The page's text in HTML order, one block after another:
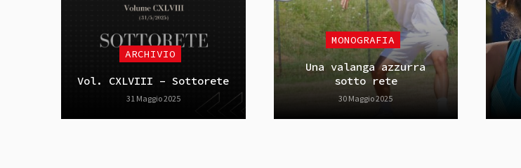
ARCHIVIO
Vol. CXLVIII – Sottorete
31 Maggio 2025
MONOGRAFIA
Una valanga azzurra
sotto rete
30 Maggio 2025